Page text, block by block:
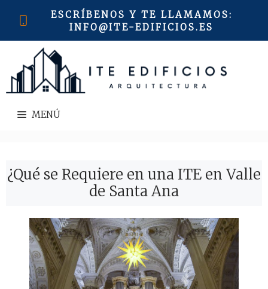
ESCRÍBENOS Y TE LLAMAMOS:
INFO@ITE-EDIFICIOS.ES
MENÚ
¿Qué se Requiere en una ITE en Valle
de Santa Ana